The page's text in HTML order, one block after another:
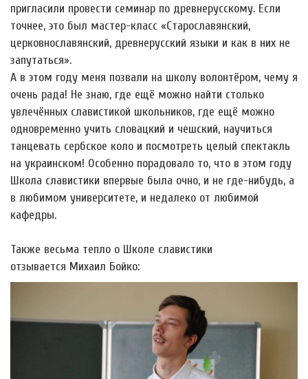
пригласили провести семинар по древнерусскому. Если
точнее, это был мастер-класс «Старославянский,
церковнославянский, древнерусский языки и как в них не
запутаться».
А в этом году меня позвали на школу волонтёром, чему я
очень рада! Не знаю, где ещё можно найти столько
увлечëнных славистикой школьников, где ещё можно
одновременно учить словацкий и чешский, научиться
танцевать сербское коло и посмотреть целый спектакль
на украинском! Особенно порадовало то, что в этом году
Школа славистики впервые была очно, и не где-нибудь, а
в любимом университете, и недалеко от любимой
кафедры.
Также весьма тепло о Школе славистики
отзывается Михаил Бойко: